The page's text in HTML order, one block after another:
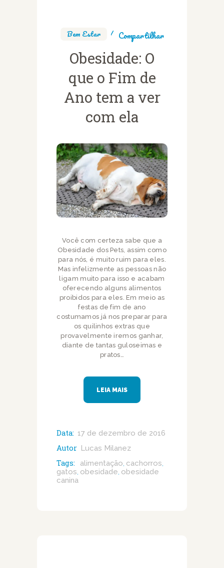
Bem Estar Compartilhar
Obesidade: O
que o Fim de
Ano tem a ver
com ela
Você com certeza sabe que a
Obesidade dos Pets, assim como
para nós, é muito ruim para eles.
Mas infelizmente as pessoas não
ligam muito para isso e acabam
oferecendo alguns alimentos
proibidos para eles. Em meio as
festas de fim de ano
costumamos já nos preparar para
os quilinhos extras que
provavelmente iremos ganhar,
diante de tantas guloseimas e
pratos…
LEIA MAIS
Data: 17 de dezembro de 2016
Autor Lucas Milanez
Tags: alimentação cachorros
gatos obesidade obesidade
canina